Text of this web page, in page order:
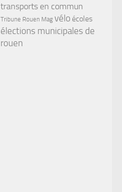
transports en commun
Tribune Rouen Mag vélo écoles
élections municipales de
rouen